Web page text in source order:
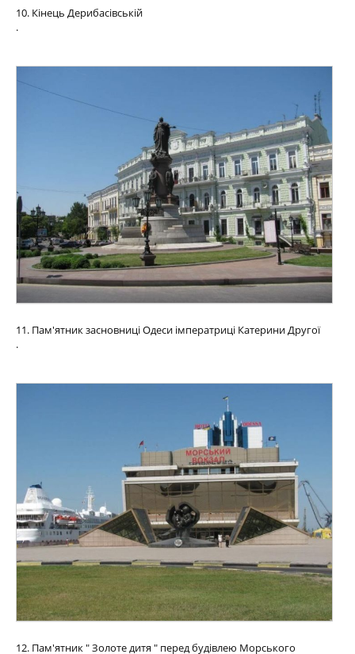
10. Кінець Дерибасівській
.
11. Пам'ятник засновниці Одеси імператриці Катерини Другої
.
12. Пам'ятник " Золоте дитя " перед будівлею Морського